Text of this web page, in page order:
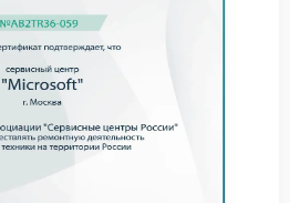
выхода
привода могут